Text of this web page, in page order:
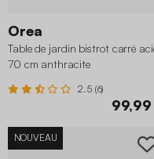
Orea
Table de jardin bistrot carré
70 cm anthracite
2.5 (6)
NOUVEAU